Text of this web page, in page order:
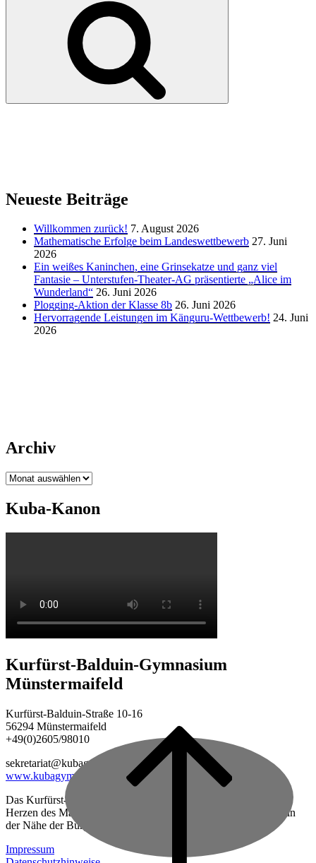
Neueste Beiträge
Willkommen zurück! 7. August 2026
Mathematische Erfolge beim Landeswettbewerb 27. Juni
2026
Ein weißes Kaninchen, eine Grinsekatze und ganz viel
Fantasie – Unterstufen-Theater-AG präsentierte „Alice im
Wunderland“ 26. Juni 2026
Plogging-Aktion der Klasse 8b 26. Juni 2026
Hervorragende Leistungen im Känguru-Wettbewerb! 24. Juni
2026
Archiv
Archiv
Kuba-Kanon
top
Kurfürst-Balduin-Gymnasium
Münstermaifeld
Kurfürst-Balduin-Straße 10-16
56294 Münstermaifeld
+49(0)2605/98010
sekretariat@kubagym.de
www.kubagym.org
Das Kurfürst-Balduin-Gymnasium ist eine vierzügige Schule im
Herzen des Maifeldes, zwischen Mayen und Koblenz gelegen, in
der Nähe der Burg Eltz.
Impressum